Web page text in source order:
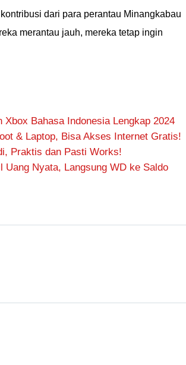
dari para perantau Minangkabau
merantau jauh, mereka tetap ingin
Bahasa Indonesia Lengkap 2024
& Laptop, Bisa Akses Internet Gratis!
Praktis dan Pasti Works!
Uang Nyata, Langsung WD ke Saldo